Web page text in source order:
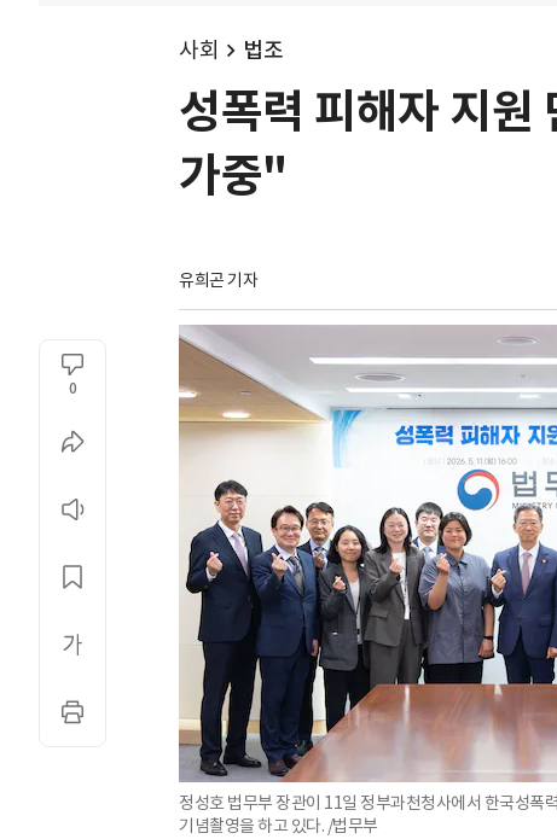
사회 법조
성폭력 피해자 지원
가중"
유희곤 기자
0
정성호 법무부 장관이 11일 정부과천청사에서 한국성폭
기념촬영을 하고 있다. /법무부